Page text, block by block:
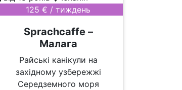
125 € / тиждень
Sprachcaffe –
Малага
Райські канікули на
західному узбережжі
Середземного моря